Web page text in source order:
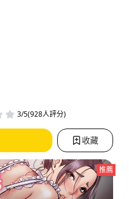
3/5(928人評分)
收藏
推薦